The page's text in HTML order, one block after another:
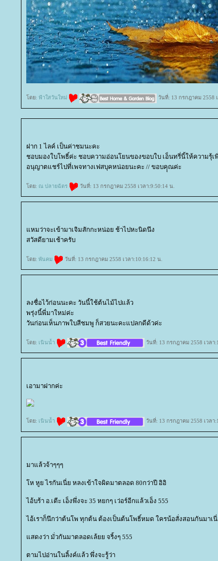
ดย: ฟ้าใสวันใหม่ วันที่: 13 กรกฎาคม 2558
ฝาก 1 ไลค์ เป็นค่าชมนะคะ
ชอบมองใบโพธิ์ค่ะ ชอบความอ่อนโยนของขอบใบ เอ็นทรี่นี้ให้ความรุ้
อนุญาตแชร์ไปที่เพจทางเฟสบุคหน่อยนะคะ // ขอบคุุณค่ะ
ดย: ณ ปลายฉัตร วันที่: 13 กรกฎาคม 2558 เวลา:9:50:14 น.
หมว่าจะเข้ามาเจิมสักกะหน่อย ช้าไปหะนิดนึง
สวัสดียามเช้าครับ
ดย: พันคม วันที่: 13 กรกฎาคม 2558 เวลา:10:16:12 น.
ลงชื่อไว้ก่อนนะคะ วันนี้ใช้ต้นไม้ไปแล้ว
พรุ่งนี้พี่มาใหม่ค่ะ
วันก่อนเห็นภาพใบสีชมพู ก็สวยนะคะแปลกดีด้วค่ะ
ดย: เนินน้ำ วันที่: 13 กรกฎาคม 2558 เวลา
เอามาฝากค่ะ
ดย: เนินน้ำ วันที่: 13 กรกฎาคม 2558 เวลา
มาแล้วจ้าๆๆๆ
ห หูย ไรกันเนี่ย หลงเข้าใจผิดมาตลอด 80กว่าปี อิอิ
ไอ้บร้า อ.เตีะ เอ็งพึ่งจะ 35 หยกๆ เว่อร์อีกแล้วเอ็ง 555
ไอ้เราก็นึกว่าต้นโพ ทุกต้น ต้องเป็นต้นโพธิ์หมด ใครน้อสั่งสอนกันมา
สดงว่า มั่วกันมาตลอดเล้ยย จริ้งๆ 555
ตามไปอ่านในลิ้งค์แล้ว พึ่งจะรู้ว่า